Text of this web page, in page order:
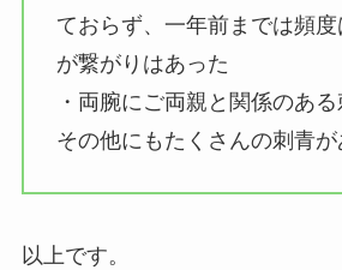
ておらず、一年前までは頻
が繋がりはあった
・両腕にご両親と関係のある
その他にもたくさんの刺青が
以上です。